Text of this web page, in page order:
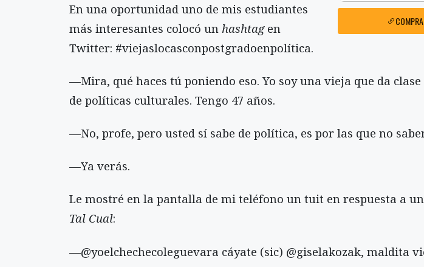
En una oportunidad uno de mis estudiantes
más interesantes colocó un hashtag en
Twitter: #viejaslocasconpostgradoenpolítica.
—Mira, qué haces tú poniendo eso. Yo soy una vieja que da
de políticas culturales. Tengo 47 años.
—No, profe, pero usted sí sabe de política, es por las que no
—Ya verás.
Le mostré en la pantalla de mi teléfono un tuit en respuesta a
Tal Cual:
—@yoelchechecoleguevara cáyate (sic) @giselakozak, maldita